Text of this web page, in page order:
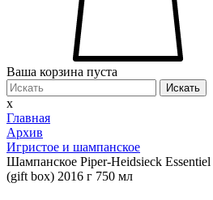
Ваша корзина пуста
Искать
x
Главная
Архив
Игристое и шампанское
Шампанское Piper-Heidsieck
(gift box) 2016 г 750 мл